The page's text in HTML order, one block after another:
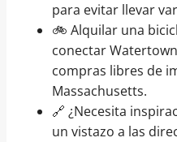
para evitar llevar
🚲 Alquilar una
conectar
compras libres de
Massachusetts.
🔗 ¿Necesita
un vistazo a las